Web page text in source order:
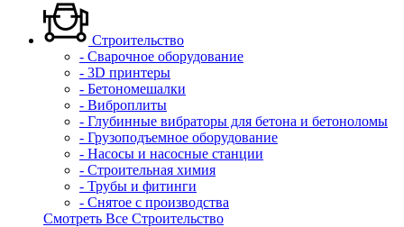
Строительство
- Сварочное оборудование
- 3D принтеры
- Бетономешалки
- Виброплиты
- Глубинные вибраторы для бетона и бетоноломы
- Грузоподъемное оборудование
- Насосы и насосные станции
- Строительная химия
- Трубы и фитинги
- Снятое с производства
Смотреть Все Строительство